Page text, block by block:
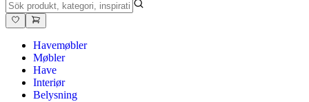
Havemøbler
Møbler
Have
Interiør
Belysning